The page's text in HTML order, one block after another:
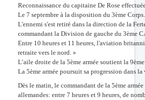
Reconnaissance du capitaine De Rose
Le 7 septembre à la disposition du 3ème
L'ennemi s'est retiré dans la direction de la
commandant la Division de gauche du 3ème
Entre 10 heures et 11 heures, l'aviation
retraite vers le nord. »
L’aile droite de la 5ème armée soutient la
La 5ème armée poursuit sa progression dans
Dès le matin, le commandant de la 5ème
allemandes: entre 7 heures et 9 heures, de